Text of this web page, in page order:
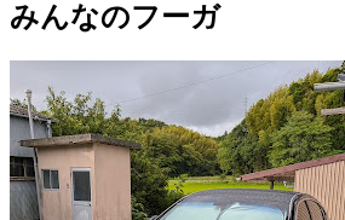
みんなのフーガ